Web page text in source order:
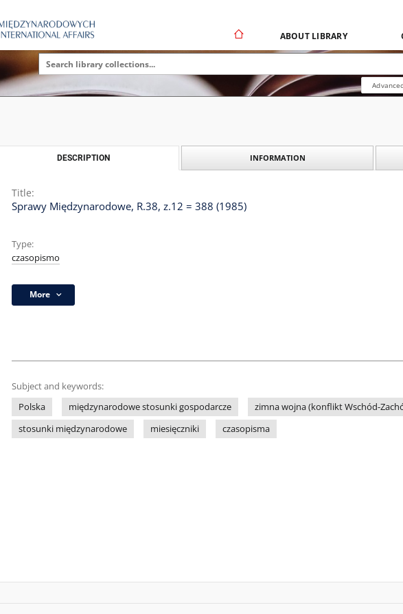
ABOUT LIBRARY
DESCRIPTION INFORMATION
Title:
Sprawy Międzynarodowe, R.38, z.12 = 388 (1985)
Type:
czasopismo
More
Subject and keywords:
Polska
międzynarodowe stosunki gospodarcze zimna wojna (konflikt Wschód-
stosunki międzynarodowe
miesięczniki czasopisma